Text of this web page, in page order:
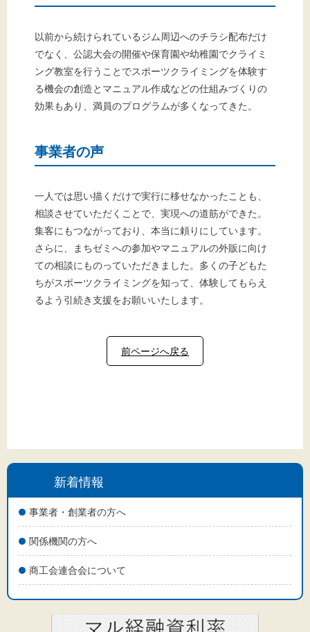
新着情報
事業者・創業者の方へ
関係機関の方へ
商工会連合会について
以前から続けられているジム周辺へのチラシ配布だけ
でなく、公認大会の開催や保育園や幼稚園でクライミ
ング教室を行うことでスポーツクライミングを体験す
る機会の創造とマニュアル作成などの仕組みづくりの
効果もあり、満員のプログラムが多くなってきた。
事業者の声
一人では思い描くだけで実行に移せなかったことも、
相談させていただくことで、実現への道筋ができた。
集客にもつながっており、本当に頼りにしています。
さらに、まちゼミへの参加やマニュアルの外販に向け
ての相談にものっていただきました。多くの子どもた
ちがスポーツクライミングを知って、体験してもらえ
るよう引続き支援をお願いいたします。
前ページへ戻る